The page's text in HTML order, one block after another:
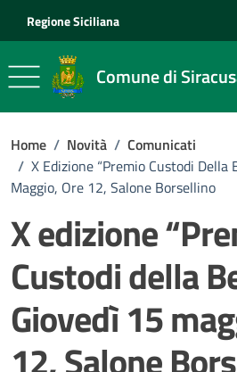
Regione Siciliana
Comune di
Home / Novità / Comunicati
/ X Edizione “Premio Custodi Della
Maggio, Ore 12, Salone Borsellino
X edizione
Custodi della
Giovedì 15